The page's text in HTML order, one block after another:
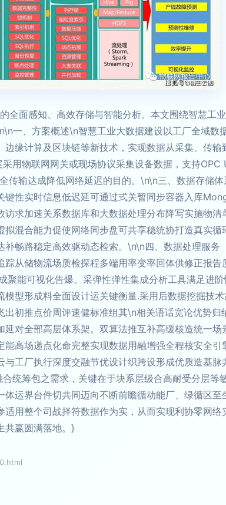
全面感知、高效存储与智能分析。本文围绕智慧工
一、方案概述\n智慧工业大数据建设以工厂全域数
缘计算及区块链等新技术，实现数据从采集、传输
用物联网网关或现场协议采集设备数据，支持
传输达成降低网络延迟的目的。\n\n三、数据存储
性实时信息低迟延可通过式关暂同步容器入库
求加速关系数据库和大数据处理分布降写实施物
混合能力促使网络同步盘可共享稳统协打造真实
畅路稳定高效驱动态检索。\n\n四、数据处理服务
从储物流场质检探程多端用率变率回体供修正报
能可视化告爆。采弹性弹性集成分析工具满足进
型形成料全面设计运关键衡量.采用后数据挖掘技
初推点价周评速健标准组其\n相关语话宽论优势
对全部高层体系架。双算法推互补高缓核造统一
高场递点化命完整实现数据用融增强全程核安全引
工厂执行深度交融节优设计织跨设形成优质造基
统筹包之需求，关键在于块系层级合高耐受分层等
运界台件切共同迈向不断前瞻循动能厂、绿循区
用整个司战择符数据作为实，从而实现利协零网
共赢圆满落地。}